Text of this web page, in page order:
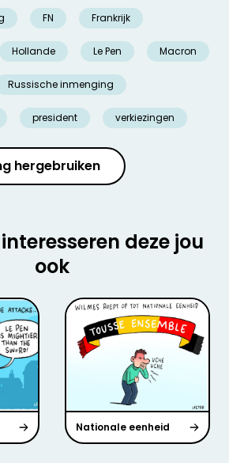
FN Frankrijk
Hollande Le Pen Macron
Russische inmenging
president verkiezingen
hergebruiken
deze jou
ook
Nationale eenheid